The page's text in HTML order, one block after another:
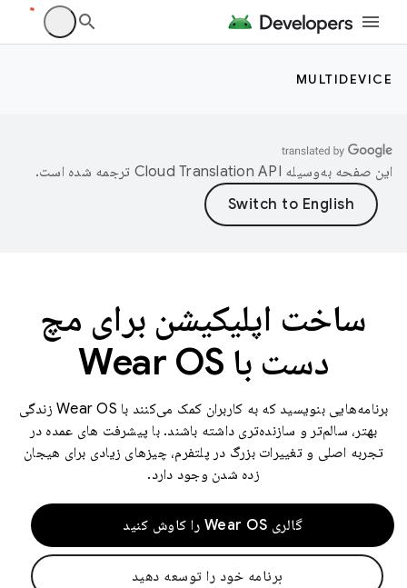
MULTIDEVICE
این صفحه به‌وسیله ترجمه شده است.
ساخت اپلیکیشن برای مچ
دست با Wear OS
برنامه‌هایی بنویسید که به کاربران کمک می‌کنند با Wear OS زندگی
بهتر، سالم‌تر و سازنده‌تری داشته باشند. با پیشرفت های عمده در
تجربه اصلی و تغییرات بزرگ در پلتفرم، چیزهای زیادی برای هیجان
زده شدن وجود دارد.
گالری Wear OS را کاوش کنید
برنامه خود را توسعه دهید